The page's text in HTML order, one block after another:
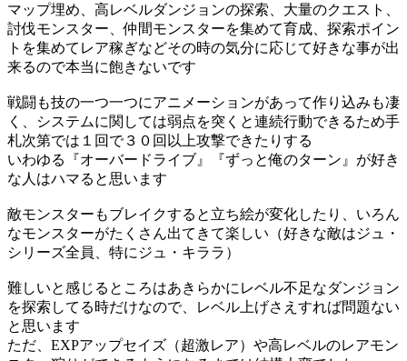
マップ埋め、高レベルダンジョンの探索、大量のクエスト、
討伐モンスター、仲間モンスターを集めて育成、探索ポイン
トを集めてレア稼ぎなどその時の気分に応じて好きな事が出
来るので本当に飽きないです
戦闘も技の一つ一つにアニメーションがあって作り込みも凄
く、システムに関しては弱点を突くと連続行動できるため手
札次第では１回で３０回以上攻撃できたりする
いわゆる『オーバードライブ』『ずっと俺のターン』が好き
な人はハマると思います
敵モンスターもブレイクすると立ち絵が変化したり、いろん
なモンスターがたくさん出てきて楽しい（好きな敵はジュ・
シリーズ全員、特にジュ・キララ）
難しいと感じるところはあきらかにレベル不足なダンジョン
を探索してる時だけなので、レベル上げさえすれば問題ない
と思います
ただ、EXPアップセイズ（超激レア）や高レベルのレアモン